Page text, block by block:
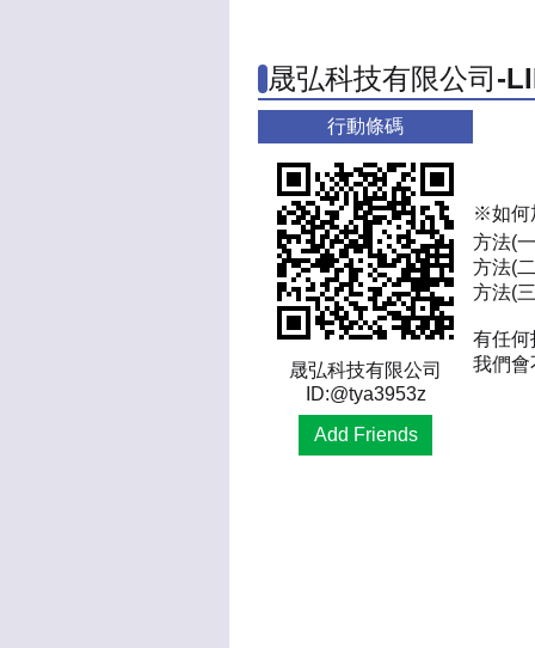
晟弘科技有限公司-
行動條碼
晟弘科技有限公司
ID:@tya3953z
Add Friends
※如何
方法(
方法(
方法(
有任何
我們會